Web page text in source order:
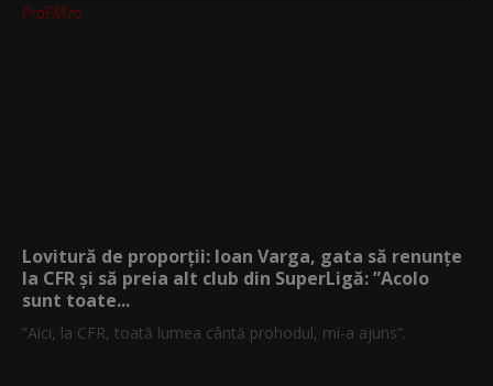
ProFM.ro
Lovitură de proporții: Ioan Varga, gata să renunțe
la CFR și să preia alt club din SuperLigă: ”Acolo
sunt toate...
”Aici, la CFR, toată lumea cântă prohodul, mi-a ajuns”.